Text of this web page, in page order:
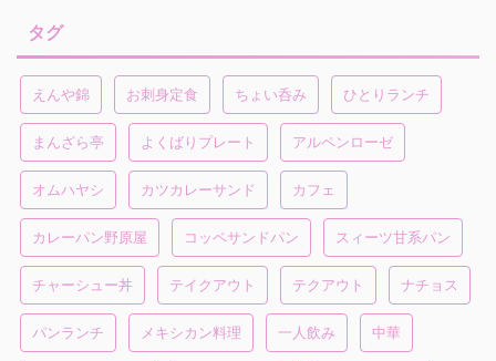
タグ
えんや錦 お刺身定食 ちょい呑み ひとりランチ
まんざら亭 よくばりプレート アルペンローゼ
オムハヤシ カツカレーサンド カフェ
カレーパン野原屋 コッペサンドパン スィーツ甘系パン
チャーシュー丼 テイクアウト テクアウト ナチョス
パンランチ メキシカン料理 一人飲み 中華